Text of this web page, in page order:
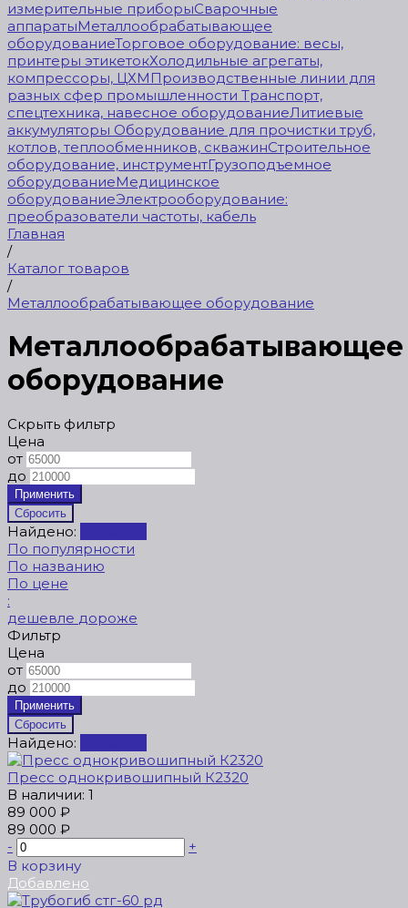
измерительные приборыСварочные
аппаратыМеталлообрабатывающее
оборудованиеТорговое оборудование: весы,
принтеры этикетокХолодильные агрегаты,
компрессоры, ЦХМ Производственные линии для
разных сфер промышленности Транспорт,
спецтехника, навесное оборудованиеЛитиевые
аккумуляторы Оборудование для прочистки труб,
котлов, теплообменников, скважинСтроительное
оборудование, инструментГрузоподъемное
оборудованиеМедицинское
оборудованиеЭлектрооборудование:
преобразователи частоты, кабель
Главная
/
Каталог товаров
/
Металлообрабатывающее оборудование
Металлообрабатывающее
оборудование
Скрыть фильтр
Цена
от
до
Найдено:
По популярности
По названию
По цене
:
дешевле дороже
Фильтр
Цена
от
до
Найдено:
Пресс однокривошипный К2320
В наличии: 1
89 000 ₽
89 000 ₽
-
+
В корзину
Добавлено